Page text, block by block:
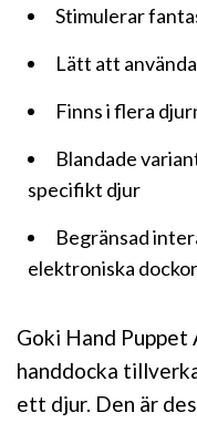
Goki Hand Puppet
handdocka
ett djur. Den är
Stimulerar
Lätt att
Finns i flera
Blandade
specifikt djur
Begränsad
elektroniska dockor